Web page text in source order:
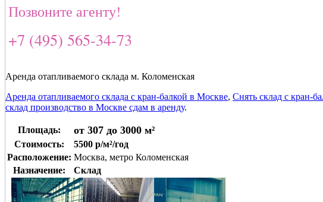
Позвоните агенту!
+7 (495) 565-34-73
Аренда отапливаемого склада м. Коломенская
Аренда отапливаемого склада с кран-балкой в Москве, Снять склад с кран-
склад производство в Москве сдам в аренду.
Площадь: от 307 до 3000 м²
Стоимость:
5500 р/м²/год
Расположение: Москва, метро Коломенская
Назначение:
Склад